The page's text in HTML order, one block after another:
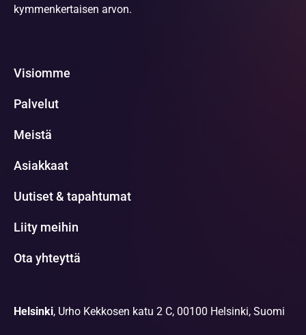
kymmenkertaisen arvon.
Visiomme
Palvelut
Meistä
Asiakkaat
Uutiset & tapahtumat
Liity meihin
Ota yhteyttä
Helsinki, Urho Kekkosen katu 2 C, 00100 Helsinki, Suomi